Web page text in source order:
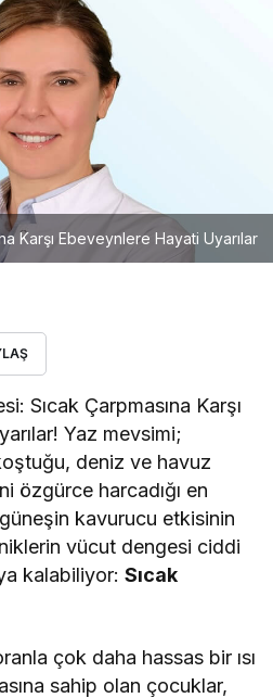
Karşı Ebeveynlere Hayati Uyarılar
Sıcak Çarpmasına Karşı
Yaz mevsimi;
deniz ve havuz
özgürce harcadığı en
kavurucu etkisinin
vücut dengesi ciddi
kalabiliyor:Sıcak
çok daha hassas bir ısı
sahip olan çocuklar,